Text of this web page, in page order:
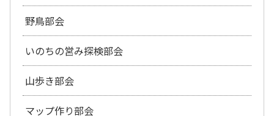
野鳥部会
いのちの営み探検部会
山歩き部会
マップ作り部会